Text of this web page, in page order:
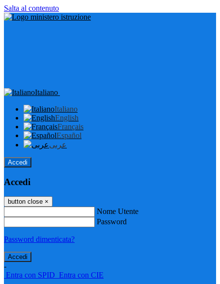
Salta al contenuto
Italiano
Italiano
English
Français
Español
عربى
Accedi
Accedi
button close ×
Nome Utente
Password
Password dimenticata?
-
Entra con SPID Entra con CIE